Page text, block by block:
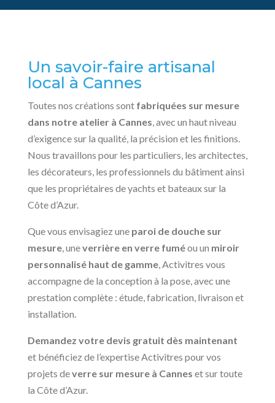
Un savoir-faire artisanal
local à Cannes
Toutes nos créations sont fabriquées sur mesure
dans notre atelier à Cannes, avec un haut niveau
d’exigence sur la qualité, la précision et les finitions.
Nous travaillons pour les particuliers, les architectes,
les décorateurs, les professionnels du bâtiment ainsi
que les propriétaires de yachts et bateaux sur la
Côte d’Azur.
Que vous envisagiez une paroi de douche sur
mesure, uneverrière en verre fuméou un miroir
personnalisé haut de gamme, Activitres vous
accompagne de la conception à la pose, avec une
prestation complète : étude, fabrication, livraison et
installation.
Demandez votre devis gratuit dès maintenant
et bénéficiez de l’expertise Activitres pour vos
projets deverre sur mesure à Cannes et sur toute
la Côte d’Azur.